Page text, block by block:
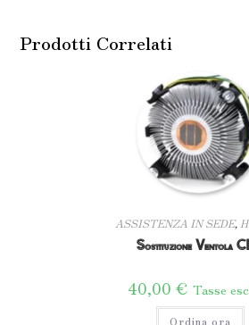
Prodotti Correlati
ASSISTENZA IN SEDE,
Sostituzione Ventola
40,00 € Tasse
Ordina ora